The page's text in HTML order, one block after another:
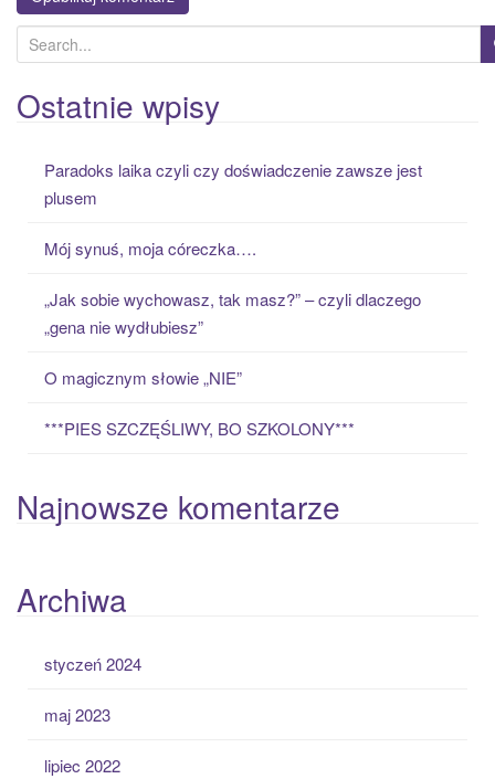
e
a
r
Ostatnie wpisy
Paradoks laika czyli czy doświadczenie zawsze jest
plusem
Mój synuś, moja córeczka….
„Jak sobie wychowasz, tak masz?” – czyli dlaczego
„gena nie wydłubiesz”
O magicznym słowie „NIE”
***PIES SZCZĘŚLIWY, BO SZKOLONY***
Najnowsze komentarze
Archiwa
styczeń 2024
maj 2023
lipiec 2022